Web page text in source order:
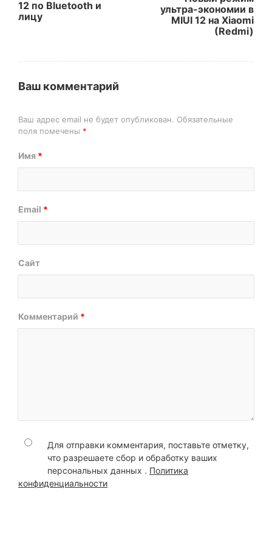
12 по Bluetooth и
лицу
ультра-экономии в
MIUI 12 на Xiaomi
(Redmi)
Ваш комментарий
Ваш адрес email не будет опубликован. Обязательные
поля помечены *
Имя *
Email *
Сайт
Комментарий *
Для отправки комментария, поставьте отметку,
что разрешаете сбор и обработку ваших
персональных данных . Политика
конфиденциальности